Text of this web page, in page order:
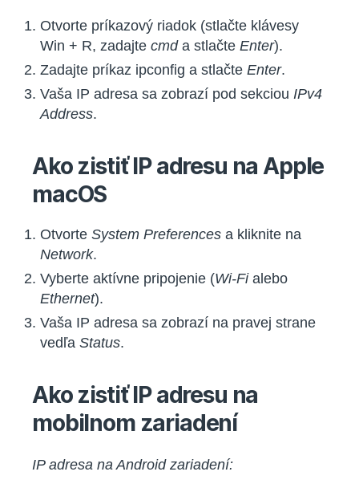
Otvorte príkazový riadok (stlačte klávesy
Win + R, zadajte cmda stlačte Enter).
Zadajte príkaz ipconfig a stlačte Enter.
Vaša IP adresa sa zobrazí pod sekciou IPv4
Address.
Ako zistiť IP adresu na Apple
macOS
Otvorte System Preferences a kliknite na
Network.
Vyberte aktívne pripojenie (Wi-Fialebo
Ethernet).
Vaša IP adresa sa zobrazí na pravej strane
vedľa Status.
Ako zistiť IP adresu na
mobilnom zariadení
IP adresa na Android zariadení: